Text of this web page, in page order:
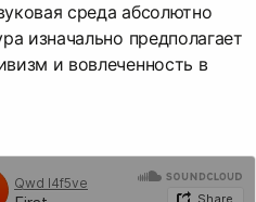
среда абсолютно
изначально предполагает
и вовлеченность в